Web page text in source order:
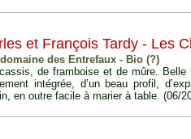
et François Tardy - Les
des Entrefaux - Bio (?)
de framboise et de mûre. Belle
intégrée, d’un beau profil,
en outre facile à marier à table. (06/